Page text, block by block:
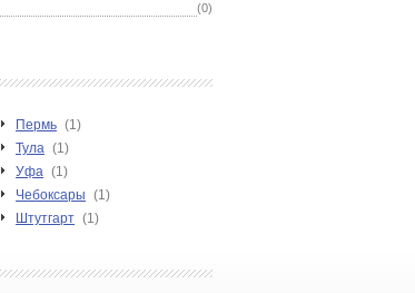
(0)
Пермь (1)
Тула (1)
Уфа (1)
Чебоксары (1)
Штутгарт (1)